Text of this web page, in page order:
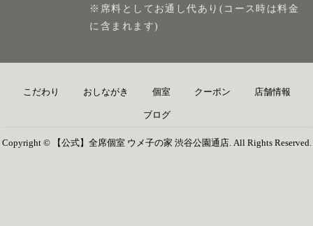
※席料としてお通し代あり(コース時は料金
に含まれます)
こだわり おしながき 個室 クーポン 店舗情報
ブログ
Copyright © 【公式】全席個室 ウメ子の家 渋谷公園通店. All Rights Reserved.